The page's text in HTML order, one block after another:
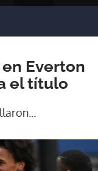
Everton
el título